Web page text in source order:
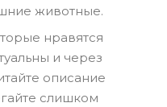
животные.
нравятся
и через
описание
слишком